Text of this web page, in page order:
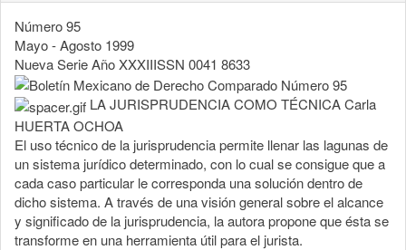
Número 95
Mayo - Agosto 1999
Nueva Serie Año XXXIIISSN 0041 8633
LA JURISPRUDENCIA COMO TÉCNICA Carla
HUERTA OCHOA
El uso técnico de la jurisprudencia permite llenar las lagunas de
un sistema jurídico determinado, con lo cual se consigue que a
cada caso particular le corresponda una solución dentro de
dicho sistema. A través de una visión general sobre el alcance
y significado de la jurisprudencia, la autora propone que ésta se
transforme en una herramienta útil para el jurista.